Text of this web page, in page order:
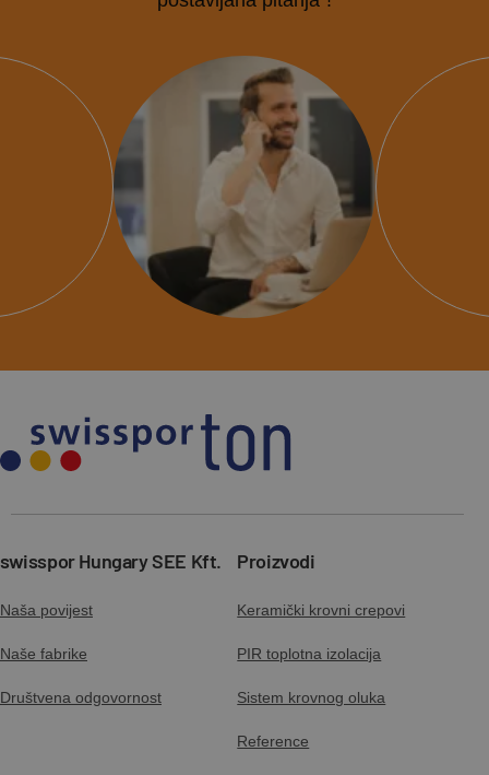
swisspor Hungary SEE Kft.
Naša povijest
Naše fabrike
Društvena odgovornost
Proizvodi
Keramički krovni crepovi
PIR toplotna izolacija
Sistem krovnog oluka
Reference